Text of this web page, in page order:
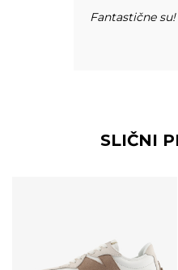
Fantastične
SLIČNI